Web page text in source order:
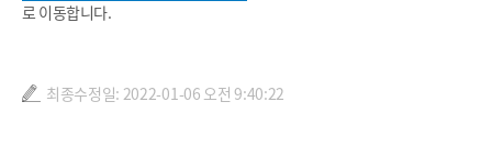
로 이동합니다.
최종수정일: 2022-01-06 오전 9:40:22